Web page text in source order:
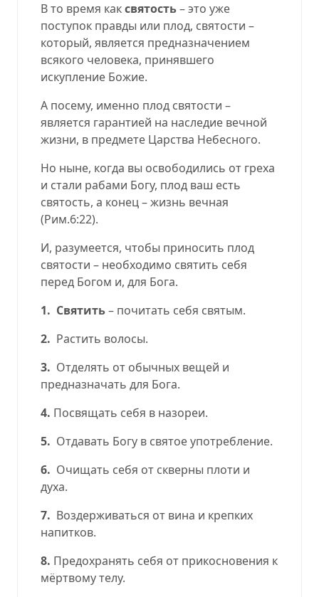
В то время каксвятость– это уже
поступок правды или плод, святости –
который, является предназначением
всякого человека, принявшего
искупление Божие.
А посему, именно плод святости –
является гарантией на наследие вечной
жизни, в предмете Царства Небесного.
Но ныне, когда вы освободились от греха
и стали рабами Богу, плод ваш есть
святость, а конец–жизнь вечная
(Рим.6:22).
И, разумеется, чтобы приносить плод
святости – необходимо святить себя
перед Богом и, для Бога.
1. Святить– почитать себя святым.
2. Растить волосы.
3. Отделять от обычных вещей и
предназначать для Бога.
4. Посвящать себя в назореи.
5. Отдавать Богу в святое употребление.
6. Очищать себя от скверны плоти и
духа.
7. Воздерживаться от вина и крепких
напитков.
8. Предохранять себя от прикосновения к
мёртвому телу.